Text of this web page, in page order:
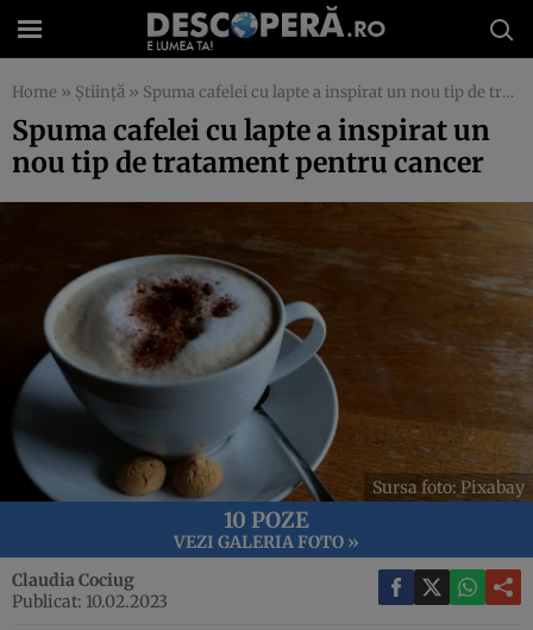
Home » Știință » Spuma cafelei cu lapte a inspirat un nou tip de tratament pentru cancer
Spuma cafelei cu lapte a inspirat un
nou tip de tratament pentru cancer
Sursa foto: Pixabay
10 POZE
VEZI GALERIA FOTO »
Claudia Cociug
Publicat: 10.02.2023